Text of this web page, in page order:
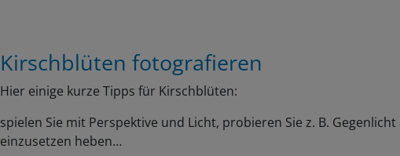
Kirschblüten fotografieren
Hier einige kurze Tipps für Kirschblüten:
spielen Sie mit Perspektive und Licht, probieren Sie z. B. Gegenlicht
einzusetzen heben…